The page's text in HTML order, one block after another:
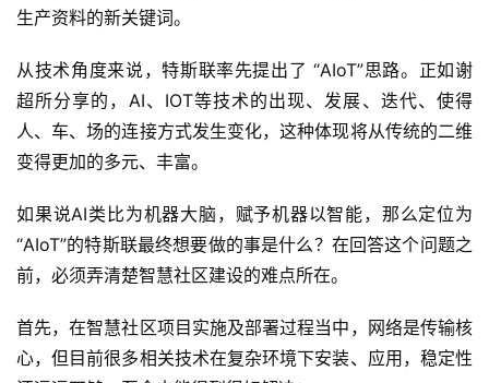
生产资料的新关键词。
从技术角度来说，特斯联率先提出了 “AIoT”思路。正如谢
超所分享的，AI、IOT等技术的出现、发展、迭代、使得
人、车、场的连接方式发生变化，这种体现将从传统的二维
变得更加的多元、丰富。
如果说AI类比为机器大脑，赋予机器以智能，那么定位为
“AIoT”的特斯联最终想要做的事是什么？在回答这个问题之
前，必须弄清楚智慧社区建设的难点所在。
首先，在智慧社区项目实施及部署过程当中，网络是传输核
心，但目前很多相关技术在复杂环境下安装、应用，稳定性